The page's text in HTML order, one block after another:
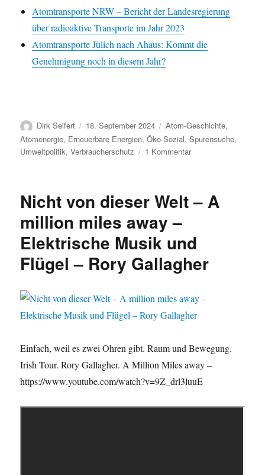
Atomtransporte NRW – Bericht der Landesregierung
über radioaktive Transporte im Jahr 2023
Atomtransporte Jülich nach Ahaus: Kommt die
Genehmigung noch in diesem Jahr?
Autor
Dirk Seifert
Veröffentlicht
am
18. September 2024 Kategorien
Atom-Geschichte,
Atomenergie, Erneuerbare Energien,Öko-Sozial,Spurensuche,
Umweltpolitik,Verbraucherschutz 1 Kommentarzu
Nachschub
Forschungsprogramm
–
Atomtransporte
Brennstab-
Segmenten
über
Hamburg
nach
Schweden
Nicht von dieser Welt – A
million miles away –
Elektrische Musik und
Flügel – Rory Gallagher
Einfach, weil es zwei Ohren gibt. Raum und Bewegung.
Irish Tour. Rory Gallagher. A Million Miles away –
https://www.youtube.com/watch?v=9Z_drl3luuE